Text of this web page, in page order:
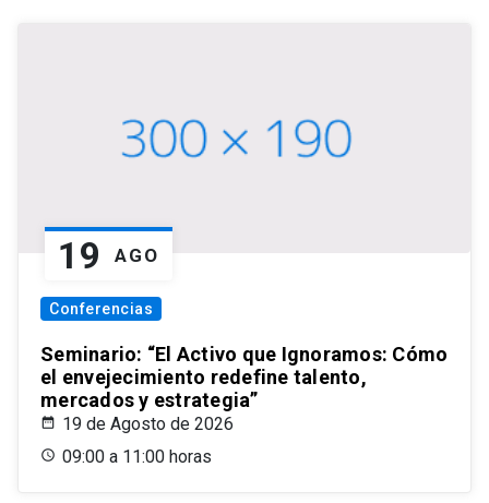
19 AGO
Conferencias
Seminario: “El Activo que Ignoramos: Cómo
el envejecimiento redefine talento,
mercados y estrategia”
19 de Agosto de 2026
09:00 a 11:00 horas